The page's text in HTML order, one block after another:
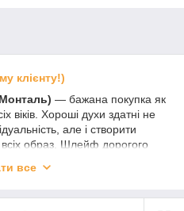
клієнту!)
— бажана покупка як
віків. Хороші духи здатні не
але і створити
всіх образ. Шлейф дорогого
чоловіків обертати слідом
все